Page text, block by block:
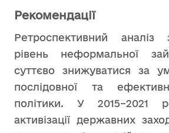
Рекомендації
Ретроспективний аналіз
рівень неформальної
суттєво знижуватися за
послідовної та
політики. У 2015–2021
активізації державних